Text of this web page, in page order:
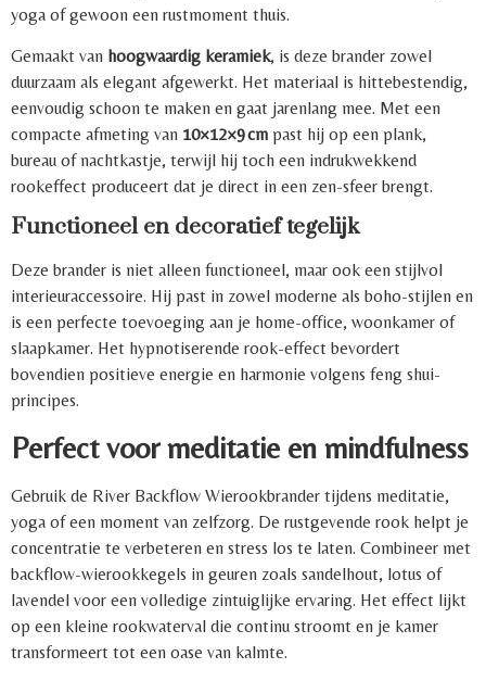
yoga of gewoon een rustmoment thuis.
Gemaakt van hoogwaardig keramiek, is deze brander zowel
duurzaam als elegant afgewerkt. Het materiaal is hittebestendig,
eenvoudig schoon te maken en gaat jarenlang mee. Met een
compacte afmeting van 10×12×9 cm past hij op een plank,
bureau of nachtkastje, terwijl hij toch een indrukwekkend
rookeffect produceert dat je direct in een zen-sfeer brengt.
Functioneel en decoratief tegelijk
Deze brander is niet alleen functioneel, maar ook een stijlvol
interieuraccessoire. Hij past in zowel moderne als boho-stijlen en
is een perfecte toevoeging aan je home-office, woonkamer of
slaapkamer. Het hypnotiserende rook-effect bevordert
bovendien positieve energie en harmonie volgens feng shui-
principes.
Perfect voor meditatie en mindfulness
Gebruik de River Backflow Wierookbrander tijdens meditatie,
yoga of een moment van zelfzorg. De rustgevende rook helpt je
concentratie te verbeteren en stress los te laten. Combineer met
backflow-wierookkegels in geuren zoals sandelhout, lotus of
lavendel voor een volledige zintuiglijke ervaring. Het effect lijkt
op een kleine rookwaterval die continu stroomt en je kamer
transformeert tot een oase van kalmte.